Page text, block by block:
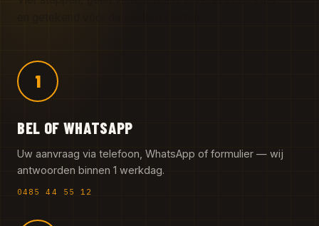
1
BEL OF WHATSAPP
Uw aanvraag via telefoon, WhatsApp of formulier — wij
antwoorden binnen 1 werkdag.
0485 44 55 12